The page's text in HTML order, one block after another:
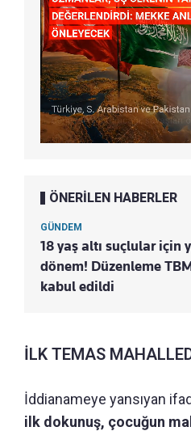
ÖNERİLEN HABERLER
GÜNDEM
18 yaş altı suçlular için
dönem! Düzenleme
kabul edildi
İLK TEMAS
İddianameye yansıyan
ilk dokunuş, çocuğun